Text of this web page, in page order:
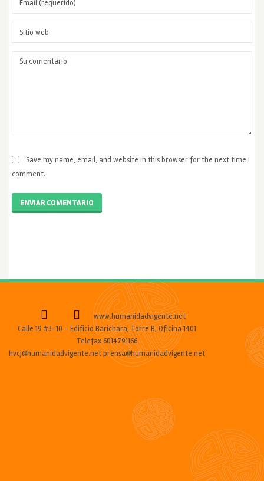
Save my name, email, and website in this browser for the next time I
comment.
ENVIAR COMENTARIO
www.humanidadvigente.net
Calle 19 #3-10 - Edificio Barichara, Torre B, Oficina 1401
Telefax 6014791166
hvcj@humanidadvigente.net prensa@humanidadvigente.net